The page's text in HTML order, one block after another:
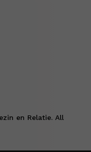
en Relatie. All